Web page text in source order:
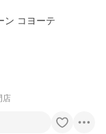
ン コヨーテ
店